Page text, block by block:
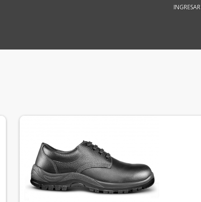
INGRESAR